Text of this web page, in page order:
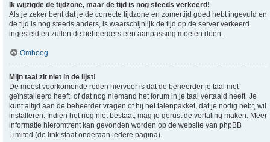
Ik wijzigde de tijdzone, maar de tijd is nog steeds verkeerd!
Als je zeker bent dat je de correcte tijdzone en zomertijd goed hebt ingevuld en
de tijd is nog steeds anders, is waarschijnlijk de tijd op de server verkeerd
ingesteld en zullen de beheerders een aanpassing moeten doen.
Omhoog
Mijn taal zit niet in de lijst!
De meest voorkomende reden hiervoor is dat de beheerder je taal niet
geïnstalleerd heeft, of dat nog niemand het forum in je taal vertaald heeft. Je
kunt altijd aan de beheerder vragen of hij het talenpakket, dat je nodig hebt, wil
installeren. Indien het nog niet bestaat, mag je gerust de vertaling maken. Meer
informatie hieromtrent kan gevonden worden op de website van phpBB
Limited (de link staat onderaan iedere pagina).